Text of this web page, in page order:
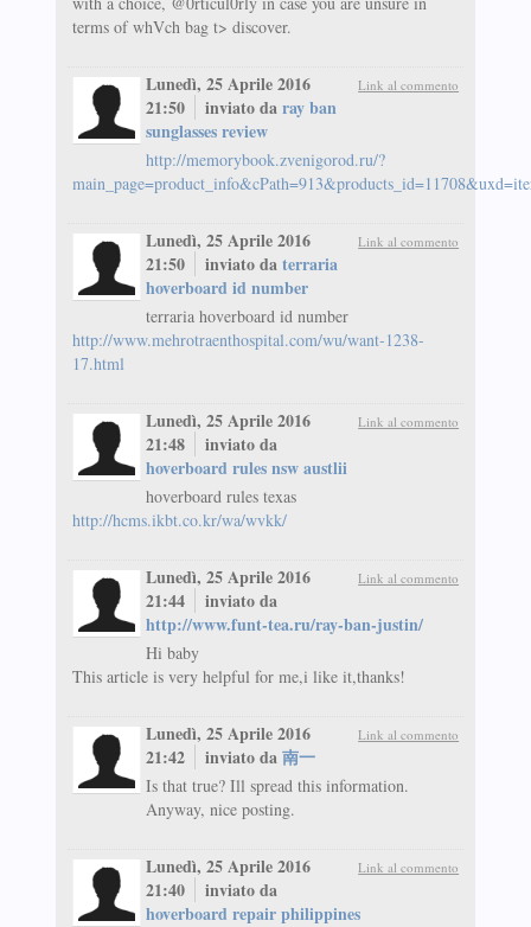
terms of whVch bag t> discover.
Link al commento
Lunedì, 25 Aprile 2016
21:50
inviato daray ban
sunglasses review
http://memorybook.zvenigorod.ru/?
Link al commento
Lunedì, 25 Aprile 2016
21:50
inviato daterraria
hoverboard id number
terraria hoverboard id number
http://www.mehrotraenthospital.com/wu/want-1238-
17.html
Link al commento
Lunedì, 25 Aprile 2016
21:48
inviato da
hoverboard rules nsw austlii
hoverboard rules texas
http://hcms.ikbt.co.kr/wa/wvkk/
Link al commento
Lunedì, 25 Aprile 2016
21:44
inviato da
http://www.funt-tea.ru/ray-ban-justin/
Hi baby
This article is very helpful for me,i like it,thanks!
Link al commento
Lunedì, 25 Aprile 2016
21:42
inviato da南一
Is that true? Ill spread this information.
Anyway, nice posting.
Link al commento
Lunedì, 25 Aprile 2016
21:40
inviato da
hoverboard repair philippines